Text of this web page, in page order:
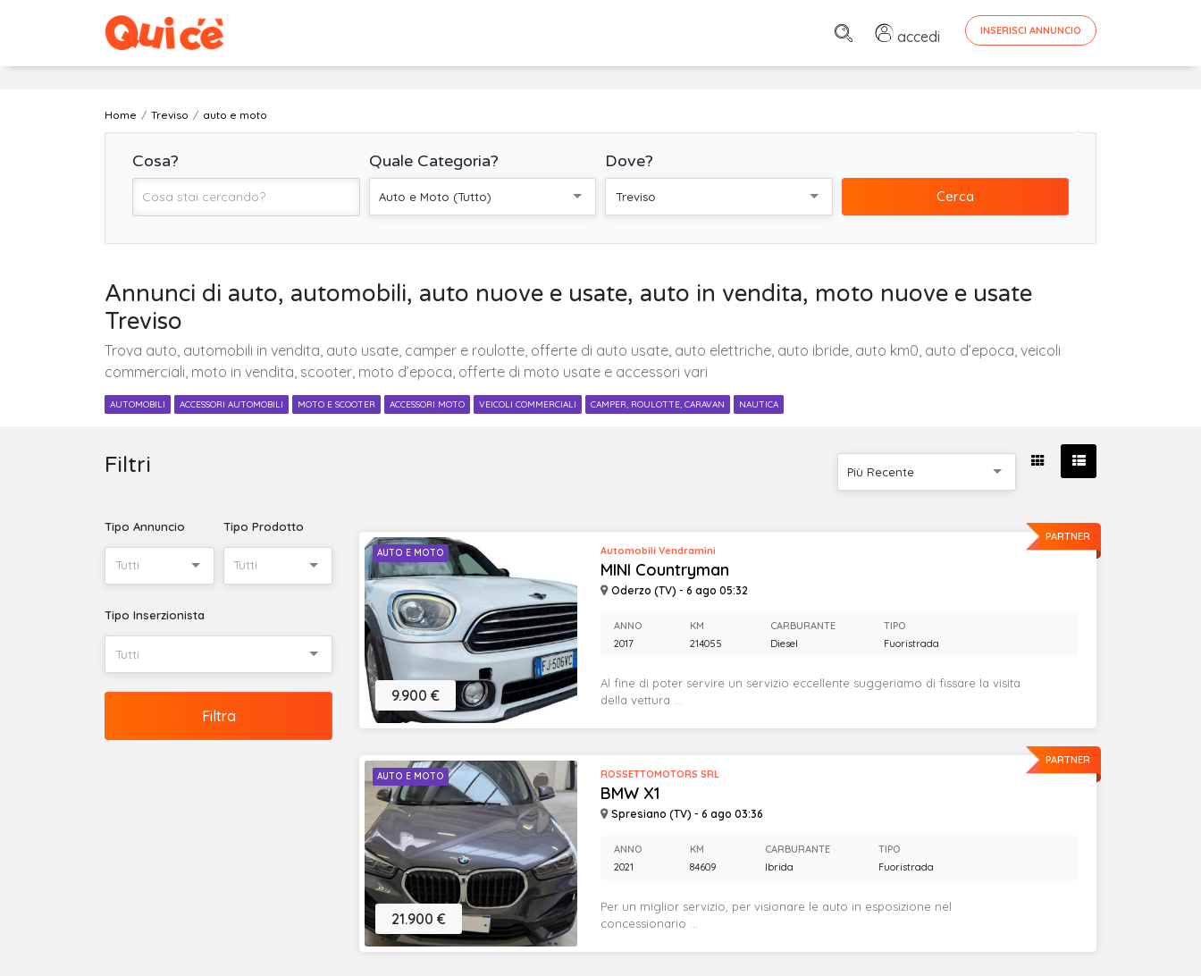
accedi INSERISCI ANNUNCIO
Home Treviso auto e moto
Cosa? Quale Categoria?
Auto e Moto (Tutto)
Dove?
Treviso Cerca
Annunci di auto, automobili, auto nuove e usate, auto in vendita, moto nuove e usate
Treviso
Trova auto, automobili in vendita, auto usate, camper e roulotte, offerte di auto usate, auto elettriche, auto ibride, auto km0, auto d’epoca, veicoli
commerciali, moto in vendita, scooter, moto d’epoca, offerte di moto usate e accessori vari
AUTOMOBILI ACCESSORI AUTOMOBILI MOTO E SCOOTER ACCESSORI MOTO VEICOLI COMMERCIALI CAMPER, ROULOTTE, CARAVAN NAUTICA
Filtri
Tipo Annuncio
Tutti
Tipo Prodotto
Tutti
Tipo Inserzionista
Tutti
Filtra
Più Recente
PARTNER
AUTO E MOTO
MINI Countryman
Oderzo (TV) - 6 ago 05:32
9.900 €
Automobili Vendramini
Al fine di poter servire un servizio eccellente suggeriamo di fissare la visita
della vettura ...
ANNO
2017
KM
214055
CARBURANTE
Diesel
TIPO
Fuoristrada
PARTNER
AUTO E MOTO
BMW X1
Spresiano (TV) - 6 ago 03:36
21.900 €
ROSSETTOMOTORS SRL
Per un miglior servizio, per visionare le auto in esposizione nel
concessionario ...
ANNO
2021
KM
84609
CARBURANTE
Ibrida
TIPO
Fuoristrada